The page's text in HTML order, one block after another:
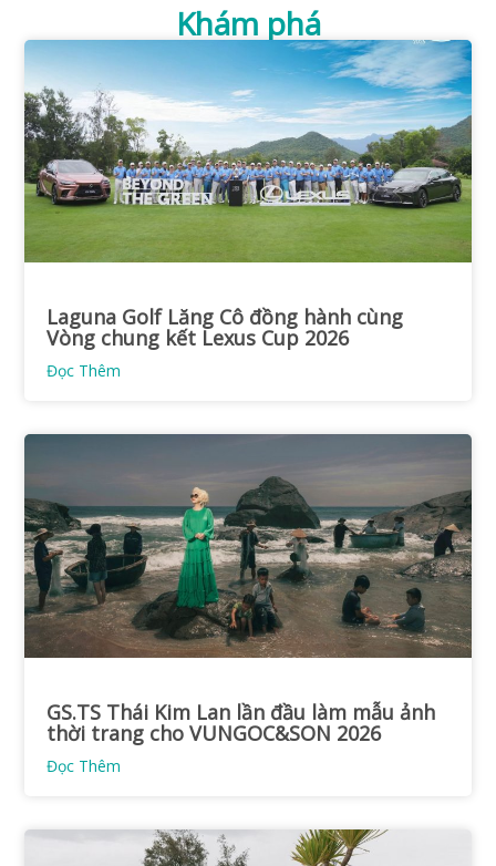
Khám phá
Laguna Golf Lăng Cô đồng hành cùng
Vòng chung kết Lexus Cup 2026
Đọc Thêm
GS.TS Thái Kim Lan lần đầu làm mẫu ảnh
thời trang cho VUNGOC&SON 2026
Đọc Thêm